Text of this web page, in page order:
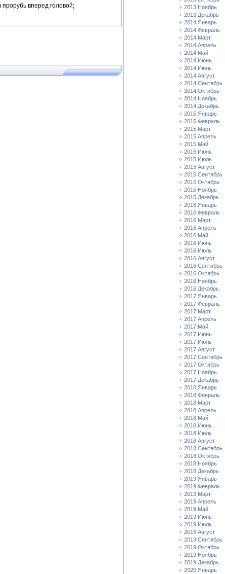
вперед головой;
2013 Ноябрь
2013 Декабрь
2014 Январь
2014 Февраль
2014 Март
2014 Апрель
2014 Май
2014 Июнь
2014 Июль
2014 Август
2014 Сентябрь
2014 Октябрь
2014 Ноябрь
2014 Декабрь
2015 Январь
2015 Февраль
2015 Март
2015 Апрель
2015 Май
2015 Июнь
2015 Июль
2015 Август
2015 Сентябрь
2015 Октябрь
2015 Ноябрь
2015 Декабрь
2016 Январь
2016 Февраль
2016 Март
2016 Апрель
2016 Май
2016 Июнь
2016 Июль
2016 Август
2016 Сентябрь
2016 Октябрь
2016 Ноябрь
2016 Декабрь
2017 Январь
2017 Февраль
2017 Март
2017 Апрель
2017 Май
2017 Июнь
2017 Июль
2017 Август
2017 Сентябрь
2017 Октябрь
2017 Ноябрь
2017 Декабрь
2018 Январь
2018 Февраль
2018 Март
2018 Апрель
2018 Май
2018 Июнь
2018 Июль
2018 Август
2018 Сентябрь
2018 Октябрь
2018 Ноябрь
2018 Декабрь
2019 Январь
2019 Февраль
2019 Март
2019 Апрель
2019 Май
2019 Июнь
2019 Июль
2019 Август
2019 Сентябрь
2019 Октябрь
2019 Ноябрь
2019 Декабрь
2020 Январь